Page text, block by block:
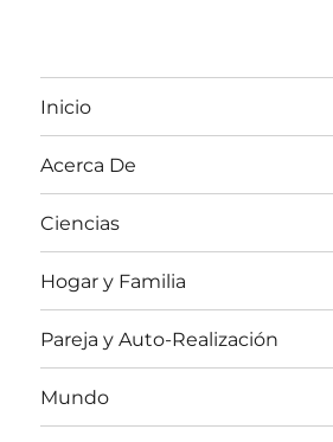
Inicio
Acerca De
Ciencias
Hogar y Familia
Pareja y Auto-Realización
Mundo